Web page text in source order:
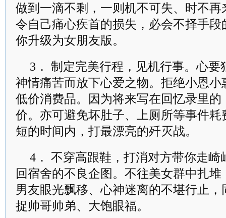
做到一滴不剩，一则机不可失、时不
令自己痛心疾首的损失，必会不择手
你升级为女朋友版。
3． 制定完美行程，见机行事。心
神情痛苦而放下心爱之物。拒绝小恩
低价消费品。因为将来写在回忆录里
价。亦可避免坏肚子、上厕所等事件
短的时间内，打最漂亮的歼灭战。
4． 不穿高跟鞋，打消对方带你走崎
回宿舍的不良企图。不往美女群中扎
男友眼光飘移、心神迷离的不堪行止
捉帅哥帅弟、大饱眼福。